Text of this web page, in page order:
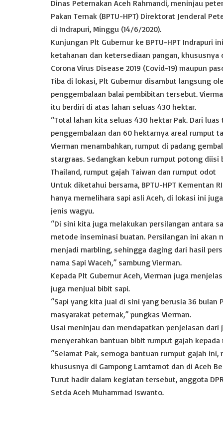
s
A
p
e
b
o
k
t
t
e
y
L
k
i
l
n
Dinas Peternakan Aceh Rahmandi, meninjau
Pakan Ternak (BPTU-HPT) Direktorat Jenderal
di Indrapuri, Minggu (14/6/2020).
Kunjungan Plt Gubernur ke BPTU-HPT Indrapuri
ketahanan dan ketersediaan pangan,
Corona Virus Disease 2019 (Covid-19) maupun
Tiba di lokasi, Plt Gubernur disambut langsung
penggembalaan balai pembibitan tersebut.
itu berdiri di atas lahan seluas 430 hektar.
“Total lahan kita seluas 430 hektar Pak. Dari
penggembalaan dan 60 hektarnya areal rumput
Vierman menambahkan, rumput di padang
stargraas. Sedangkan kebun rumput potong
Thailand, rumput gajah Taiwan dan rumput odot
Untuk diketahui bersama, BPTU-HPT Kementan
hanya memelihara sapi asli Aceh, di lokasi ini
jenis wagyu.
“Di sini kita juga melakukan persilangan antara
metode inseminasi buatan. Persilangan ini akan
menjadi marbling, sehingga daging dari hasil
nama Sapi Waceh,” sambung Vierman.
Kepada Plt Gubernur Aceh, Vierman juga
juga menjual bibit sapi.
“Sapi yang kita jual di sini yang berusia 36 bulan
masyarakat peternak,” pungkas Vierman.
Usai meninjau dan mendapatkan penjelasan dari
menyerahkan bantuan bibit rumput gajah
“Selamat Pak, semoga bantuan rumput gajah
khususnya di Gampong Lamtamot dan di Aceh
Turut hadir dalam kegiatan tersebut, anggota
Setda Aceh Muhammad Iswanto.